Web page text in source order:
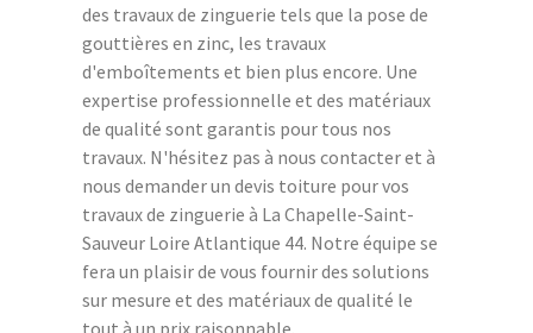
des travaux de zinguerie tels que la pose de
gouttières en zinc, les travaux
d'emboîtements et bien plus encore. Une
expertise professionnelle et des matériaux
de qualité sont garantis pour tous nos
travaux. N'hésitez pas à nous contacter et à
nous demander un devis toiture pour vos
travaux de zinguerie à La Chapelle-Saint-
Sauveur Loire Atlantique 44. Notre équipe se
fera un plaisir de vous fournir des solutions
sur mesure et des matériaux de qualité le